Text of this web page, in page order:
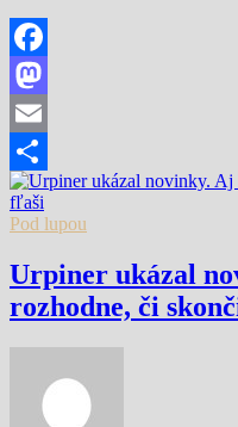
Facebook
Mastodon
Email
Share
Pod lupou
Urpiner ukázal
rozhodne, či